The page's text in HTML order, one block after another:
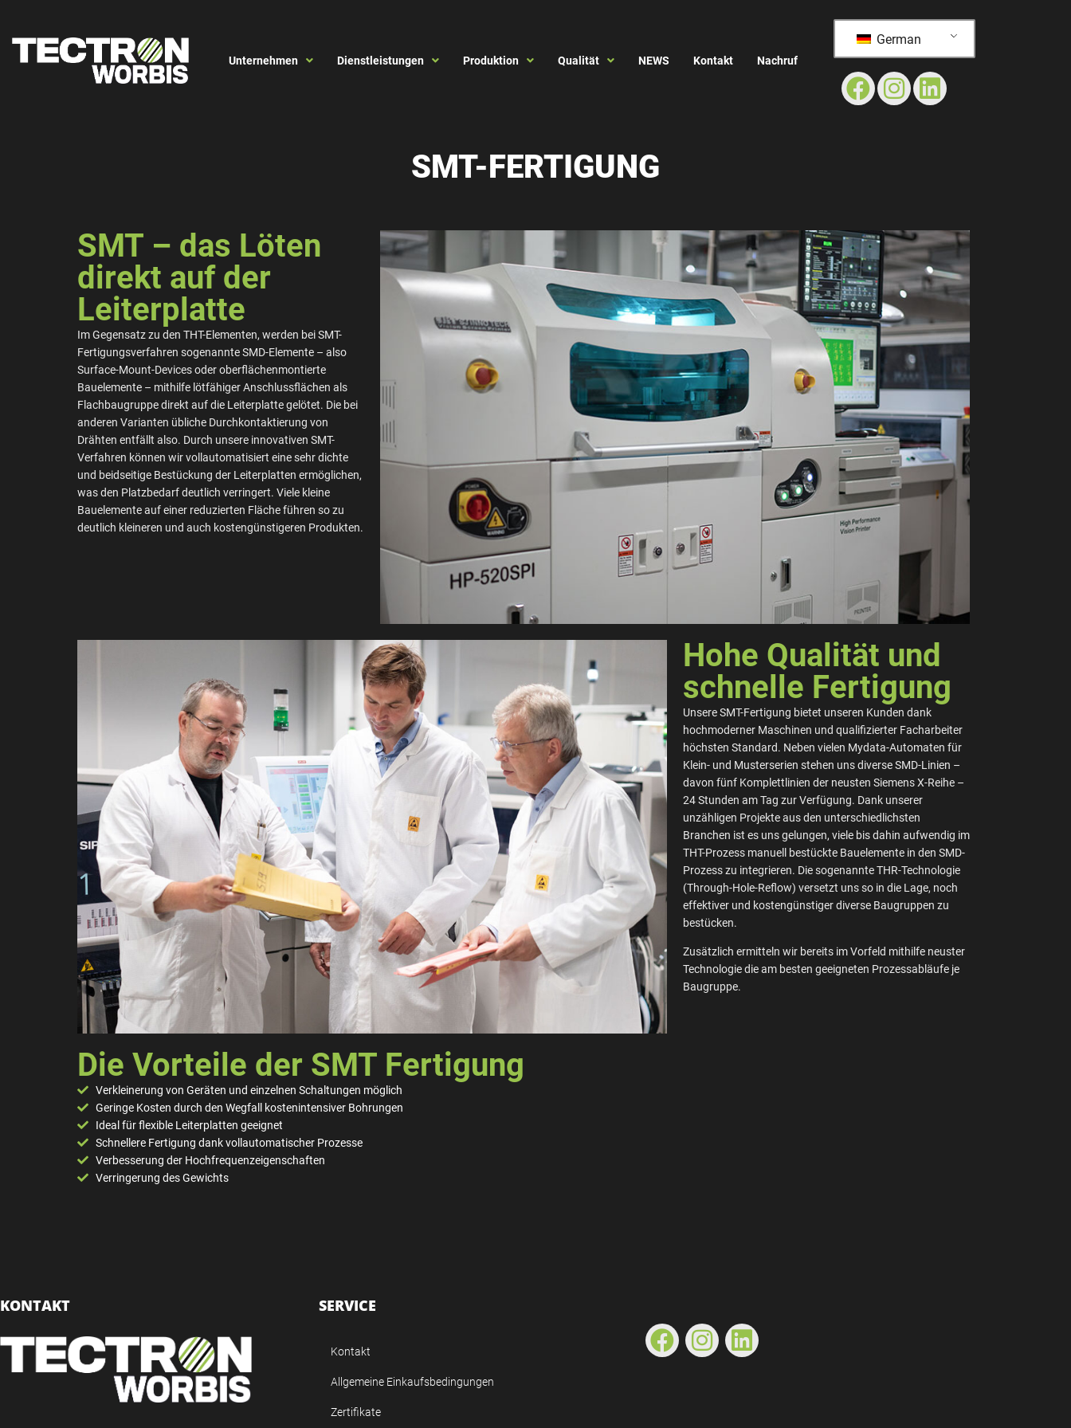
Unternehmen Dienstleistungen Produktion Qualität NEWS Kontakt Nachruf
German
SMT-FERTIGUNG
SMT – das Löten
direkt auf der
Leiterplatte
Im Gegensatz zu den THT-Elementen, werden bei SMT-
Fertigungsverfahren sogenannte SMD-Elemente – also
Surface-Mount-Devices oder oberflächenmontierte
Bauelemente – mithilfe lötfähiger Anschlussflächen als
Flachbaugruppe direkt auf die Leiterplatte gelötet. Die bei
anderen Varianten übliche Durchkontaktierung von
Drähten entfällt also. Durch unsere innovativen SMT-
Verfahren können wir vollautomatisiert eine sehr dichte
und beidseitige Bestückung der Leiterplatten ermöglichen,
was den Platzbedarf deutlich verringert. Viele kleine
Bauelemente auf einer reduzierten Fläche führen so zu
deutlich kleineren und auch kostengünstigeren Produkten.
Hohe Qualität und
schnelle Fertigung
Unsere SMT-Fertigung bietet unseren Kunden dank
hochmoderner Maschinen und qualifizierter Facharbeiter
höchsten Standard. Neben vielen Mydata-Automaten für
Klein- und Musterserien stehen uns diverse SMD-Linien –
davon fünf Komplettlinien der neusten Siemens X-Reihe –
24 Stunden am Tag zur Verfügung. Dank unserer
unzähligen Projekte aus den unterschiedlichsten
Branchen ist es uns gelungen, viele bis dahin aufwendig im
THT-Prozess manuell bestückte Bauelemente in den SMD-
Prozess zu integrieren. Die sogenannte THR-Technologie
(Through-Hole-Reflow) versetzt uns so in die Lage, noch
effektiver und kostengünstiger diverse Baugruppen zu
bestücken.
Zusätzlich ermitteln wir bereits im Vorfeld mithilfe neuster
Technologie die am besten geeigneten Prozessabläufe je
Baugruppe.
Die Vorteile der SMT Fertigung
Verkleinerung von Geräten und einzelnen Schaltungen möglich
Geringe Kosten durch den Wegfall kostenintensiver Bohrungen
Ideal für flexible Leiterplatten geeignet
Schnellere Fertigung dank vollautomatischer Prozesse
Verbesserung der Hochfrequenzeigenschaften
Verringerung des Gewichts
KONTAKT SERVICE
Kontakt
Allgemeine Einkaufsbedingungen
Zertifikate